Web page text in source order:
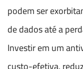
podem ser
de dados até a
Investir em um